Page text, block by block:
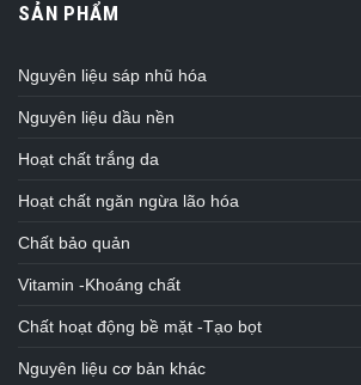
SẢN PHẨM
Nguyên liệu sáp nhũ hóa
Nguyên liệu dầu nền
Hoạt chất trắng da
Hoạt chất ngăn ngừa lão hóa
Chất bảo quản
Vitamin -Khoáng chất
Chất hoạt động bề mặt -Tạo bọt
Nguyên liệu cơ bản khác